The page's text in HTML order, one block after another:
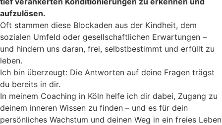
aufzulösen.
Oft stammen diese Blockaden aus der Kindheit, dem
sozialen Umfeld oder gesellschaftlichen Erwartungen –
und hindern uns daran, frei, selbstbestimmt und erfüllt zu
leben.
Ich bin überzeugt: Die Antworten auf deine Fragen trägst
du bereits in dir.
In meinem Coaching in Köln helfe ich dir dabei, Zugang zu
deinem inneren Wissen zu finden – und es für dein
persönliches Wachstum und deinen Weg in ein freies Leben